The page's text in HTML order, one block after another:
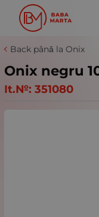
Back până la Onix
Onix negru
It.№: 351080